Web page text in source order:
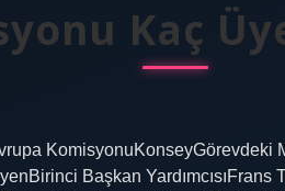
Kaç
KomisyonuKonseyGörevdeki
Başkan YardımcısıFrans